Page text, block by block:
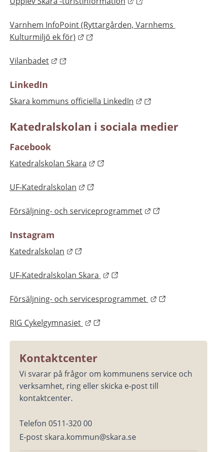
Varnhem InfoPoint (Ryttargården, Varnhems
Kulturmiljö ek för)
Länk till annan webbplats.
Vilanbadet Länk till annan webbplats.
LinkedIn
Skara kommuns officiella LinkedIn Länk till annan
Katedralskolan i sociala medier
Facebook
Katedralskolan Skara Länk till annan webbplats.
UF-Katedralskolan Länk till annan webbplats.
Försäljning- och serviceprogrammet Länk till annan
Instagram
Katedralskolan Länk till annan webbplats.
UF-Katedralskolan Skara Länk till annan webbplats.
Försäljning- och servicesprogrammet Länk till annan
RIG Cykelgymnasiet Länk till annan webbplats.
Kontaktcenter
Vi svarar på frågor om kommunens service och
verksamhet, ring eller skicka e-post till
kontaktcenter.
Telefon 0511-320 00
E-post skara.kommun@skara.se